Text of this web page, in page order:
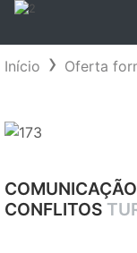
Início Oferta
CONFLITOS